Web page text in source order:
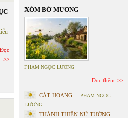
Đọc
XÓM BỜ MƯƠNG
PHẠM NGỌC LƯƠNG
Đọc thêm
CÁT HOANG
PHẠM NGỌC
LƯƠNG
THÁNH THIÊN NỮ TƯỚNG -